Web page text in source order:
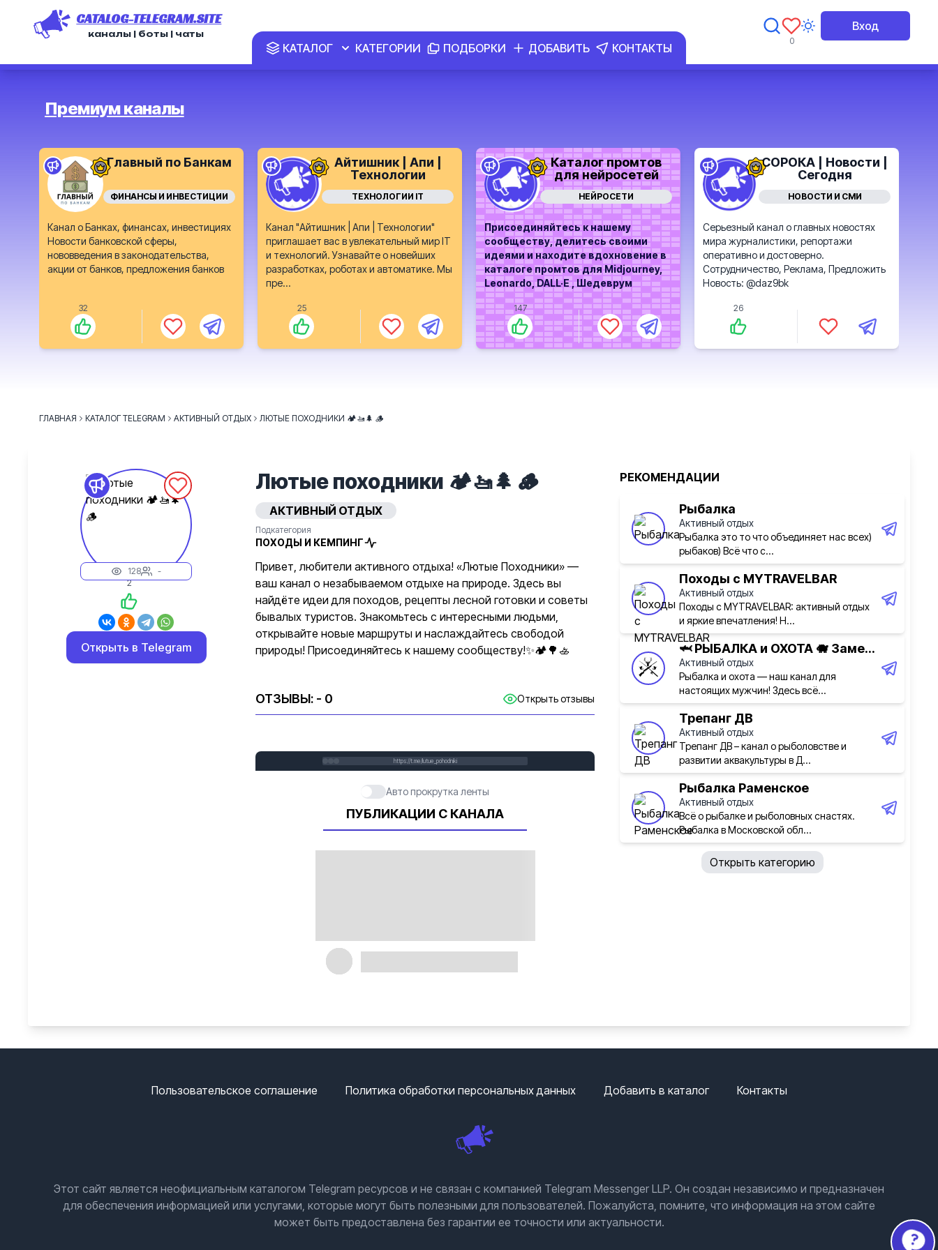
CATALOG-TELEGRAM.SITE
каналы | боты | чаты
0
Вход
КАТАЛОГ
КАТЕГОРИИ ПОДБОРКИ ДОБАВИТЬ КОНТАКТЫ
Премиум каналы
Главный по Банкам
ФИНАНСЫ И ИНВЕСТИЦИИ
Канал о Банках, финансах, инвестициях
Новости банковской сферы,
нововведения в законодательства,
акции от банков, предложения банков
32
Айтишник | Апи |
Технологии
ТЕХНОЛОГИИ IT
Канал "Айтишник | Апи | Технологии"
приглашает вас в увлекательный мир IT
и технологий. Узнавайте о новейших
разработках, роботах и автоматике. Мы
пре...
25
Каталог промтов
для нейросетей
НЕЙРОСЕТИ
Присоединяйтесь к нашему
сообществу, делитесь своими
идеями и находите вдохновение в
каталоге промтов для Midjourney,
Leonardo, DALL·E , Шедеврум
147
СОРОКА | Новости |
Сегодня
НОВОСТИ И СМИ
Серьезный канал о главных новостях
мира журналистики, репортажи
оперативно и достоверно.
Сотрудничество, Реклама, Предложить
Новость: @daz9bk
26
ГЛАВНАЯ КАТАЛОГ TELEGRAM АКТИВНЫЙ ОТДЫХ ЛЮТЫЕ ПОХОДНИКИ 🏕🚤🌲 🪵
128
-
2
Открыть в Telegram
Лютые походники 🏕🚤🌲 🪵
АКТИВНЫЙ ОТДЫХ
Подкатегория
ПОХОДЫ И КЕМПИНГ
Привет, любители активного отдыха! «Лютые Походники» —
ваш канал о незабываемом отдыхе на природе. Здесь вы
найдёте идеи для походов, рецепты лесной готовки и советы
бывалых туристов. Знакомьтесь с интересными людьми,
открывайте новые маршруты и наслаждайтесь свободой
природы! Присоединяйтесь к нашему сообществу!✨🏕️🌳🚣
ОТЗЫВЫ: - 0 Открыть отзывы
https://t.me/lutue_pohodniki
Авто прокрутка ленты
ПУБЛИКАЦИИ С КАНАЛА
РЕКОМЕНДАЦИИ
Рыбалка
Активный отдых
Рыбалка это то что объединяет нас всех)
рыбаков) Всё что с...
Походы с MYTRAVELBAR
Активный отдых
Походы с MYTRAVELBAR: активный отдых
и яркие впечатления! Н...
🦈 РЫБАЛКА и ОХОТА 🐗 Заме...
Активный отдых
Рыбалка и охота — наш канал для
настоящих мужчин! Здесь всё...
Трепанг ДВ
Активный отдых
Трепанг ДВ – канал о рыболовстве и
развитии аквакультуры в Д...
Рыбалка Раменское
Активный отдых
Всё о рыбалке и рыболовных снастях.
Рыбалка в Московской обл...
Открыть категорию
Пользовательское соглашение Политика обработки персональных данных Добавить в каталог Контакты
Этот сайт является неофициальным каталогом Telegram ресурсов и не связан с компанией Telegram Messenger LLP. Он создан независимо и предназначен
для обеспечения информацией или услугами, которые могут быть полезными для пользователей. Пожалуйста, помните, что информация на этом сайте
может быть предоставлена без гарантии ее точности или актуальности.